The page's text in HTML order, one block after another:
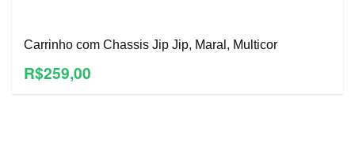
Carrinho com Chassis Jip Jip, Maral, Multicor
R$259,00